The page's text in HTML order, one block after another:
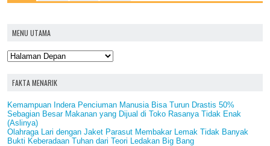
MENU UTAMA
FAKTA MENARIK
Kemampuan Indera Penciuman Manusia Bisa Turun Drastis 50%
Sebagian Besar Makanan yang Dijual di Toko Rasanya Tidak Enak
(Aslinya)
Olahraga Lari dengan Jaket Parasut Membakar Lemak Tidak Banyak
Bukti Keberadaan Tuhan dari Teori Ledakan Big Bang